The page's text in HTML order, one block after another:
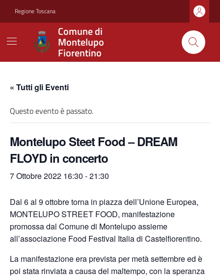
Regione Toscana
Comune di
Montelupo
Fiorentino
« Tutti gli Eventi
Questo evento è passato.
Montelupo Steet Food – DREAM
FLOYD in concerto
7 Ottobre 2022 16:30 -21:30
Dal 6 al 9 ottobre torna in piazza dell’Unione Europea,
MONTELUPO STREET FOOD, manifestazione
promossa dal Comune di Montelupo assieme
all’associazione Food Festival Italia di Castelfiorentino.
La manifestazione era prevista per metà settembre ed è
poi stata rinviata a causa del maltempo, con la speranza